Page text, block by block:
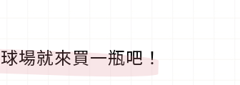
場就來買一瓶吧！